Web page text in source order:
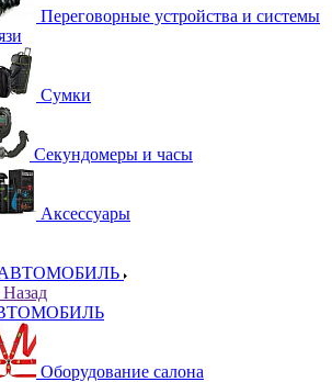
Переговорные устройства и системы
Сумки
Секундомеры и часы
Аксессуары
Назад
Оборудование салона